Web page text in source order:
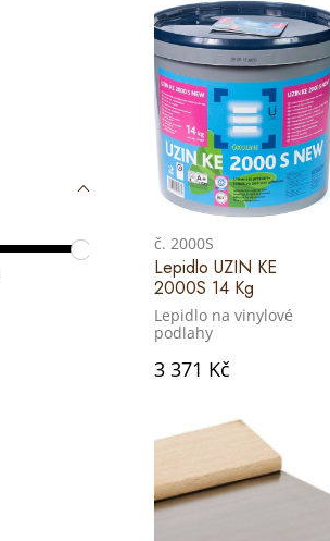
č. 2000S
Lepidlo UZIN KE
2000S 14 Kg
Lepidlo na vinylové
podlahy
3 371 Kč